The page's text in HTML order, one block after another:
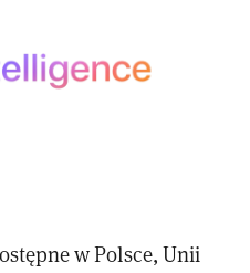
w Polsce, Unii